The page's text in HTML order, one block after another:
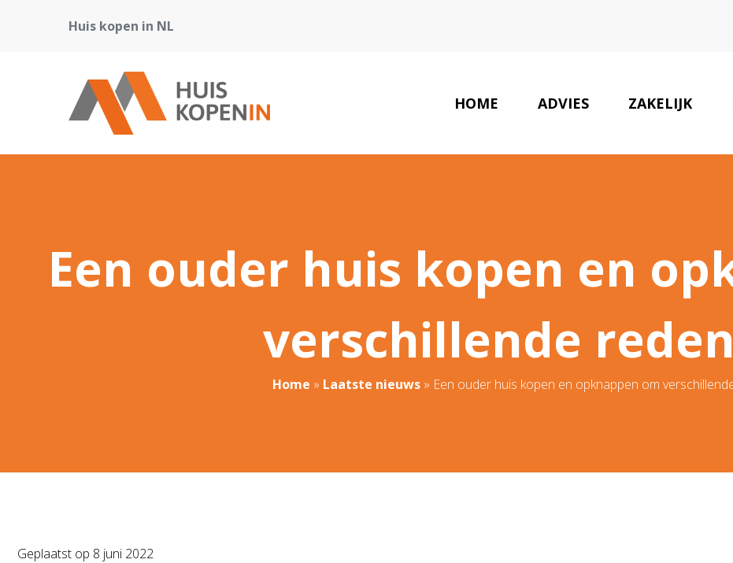
Huis kopen in NL
HOME ADVIES ZAKELIJK
Een ouder huis kopen en
verschillende
Home » Laatste nieuws » Een ouder huis kopen en opknappen om
Geplaatst op 8 juni 2022